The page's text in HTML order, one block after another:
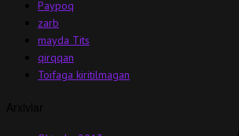
Paypoq
zarb
mayda Tits
qirqqan
Toifaga kiritilmagan